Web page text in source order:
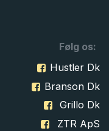
Følg os:
Hustler Dk
Branson Dk
Grillo Dk
ZTR ApS